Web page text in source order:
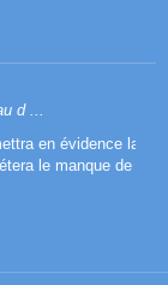
d ...
en évidence la
le manque de